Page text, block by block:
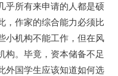
乎所有来申请的人都是硕
，作家的综合能力必须比
小机构不能工作，但在风
构。毕竟，资本储备不足
外国学生应该知道如何选